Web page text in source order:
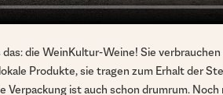
die WeinKultur-Weine! Sie verbrauchen
Produkte, sie tragen zum Erhalt der
Verpackung ist auch schon drumrum. Noch